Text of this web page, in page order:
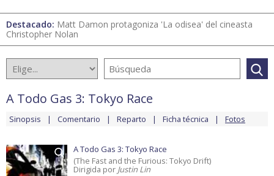
Destacado: Matt Damon protagoniza 'La odisea' del cineasta
Christopher Nolan
A Todo Gas 3: Tokyo Race
Sinopsis Comentario Reparto Ficha técnica Fotos
A Todo Gas 3: Tokyo Race
(The Fast and the Furious: Tokyo Drift)
Dirigida por Justin Lin